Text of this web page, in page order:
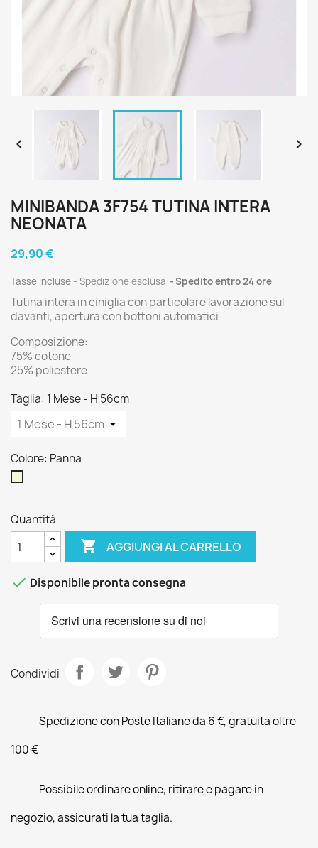
 
MINIBANDA 3F754 TUTINA INTERA
NEONATA
29,90 €
Tasse incluse Spedizione esclusa Spedito entro 24 ore
Tutina intera in ciniglia con particolare lavorazione sul
davanti, apertura con bottoni automatici
Composizione:
75% cotone
25% poliestere
Taglia: 1 Mese - H 56cm
Colore: Panna
Quantità
 AGGIUNGI AL CARRELLO
 Disponibile pronta consegna
Condividi
Spedizione con Poste Italiane da 6 €, gratuita oltre
100 €
Possibile ordinare online, ritirare e pagare in
negozio, assicurati la tua taglia.